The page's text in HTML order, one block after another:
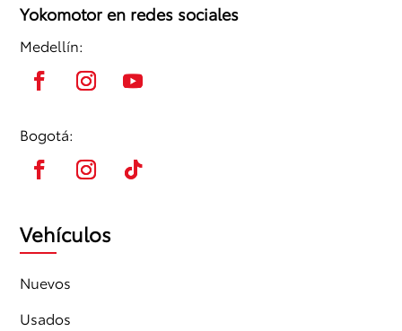
Yokomotor en redes sociales
Medellín:
Bogotá:
Vehículos
Nuevos
Usados